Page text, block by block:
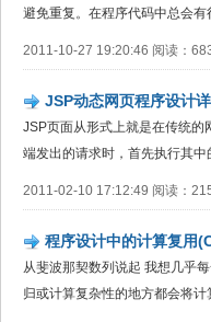
避免重复。在程序代码中总会有
2011-10-27 19:20:46 阅读：
JSP动态网页程序设计
JSP页面从形式上就是在传统
端发出的请求时，首先执行其
2011-02-10 17:12:49 阅读：
程序设计中的计算复
从斐波那契数列说起 我想几乎
归或计算复杂性的地方都会将计